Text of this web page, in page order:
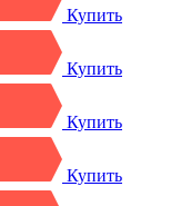
Купить
Купить
Купить
Купить